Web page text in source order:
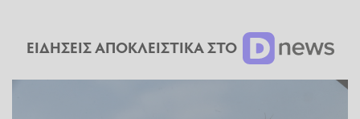
ΕΙΔΗΣΕΙΣ ΑΠΟΚΛΕΙΣΤΙΚΑ ΣΤΟ